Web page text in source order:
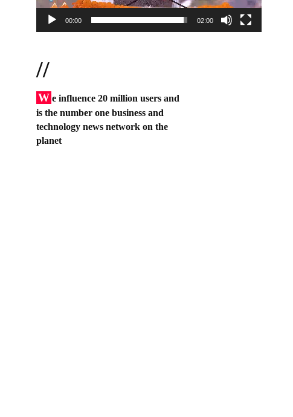
00:00 02:00
//
W e influence 20 million users and
is the number one business and
technology news network on the
planet